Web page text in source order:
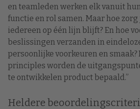
en teamleden werken elk vanuit
functie en rol samen. Maar hoe
iedereen op één lijn blijft? En hoe
beslissingen verzanden in
persoonlijke voorkeuren en smaak?
principles worden de
te ontwikkelen product bepaald.”
Heldere